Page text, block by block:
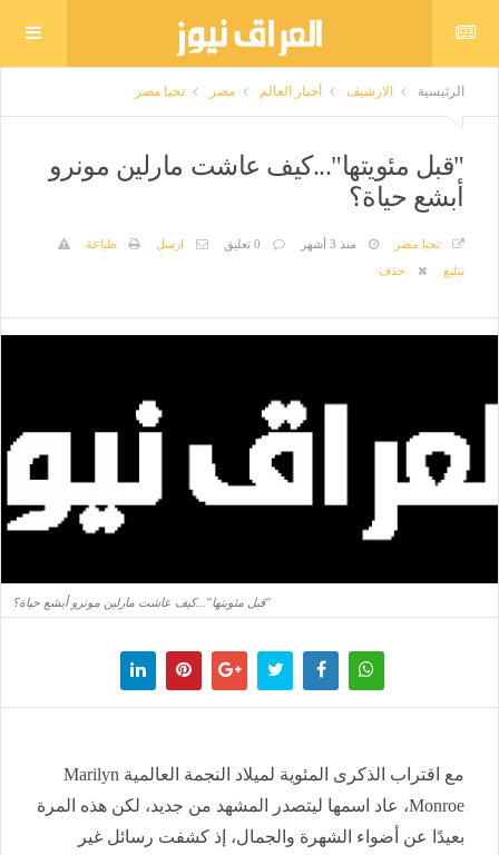
الرئيسية الارشيف أخبار العالم مصر تحيا مصر
"قبل مئويتها"...كيف عاشت مارلين مونرو
أبشع حياة؟
تحيا مصر منذ 3 أشهر 0 تعليق ارسل
طباعة
تبليغ
حذف
"قبل مئويتها"...كيف عاشت مارلين مونرو أبشع حياة؟
مع اقتراب الذكرى المئوية لميلاد النجمة العالمية Marilyn
Monroe، عاد اسمها ليتصدر المشهد من جديد، لكن هذه المرة
بعيدًا عن أضواء الشهرة والجمال، إذ كشفت رسائل غير